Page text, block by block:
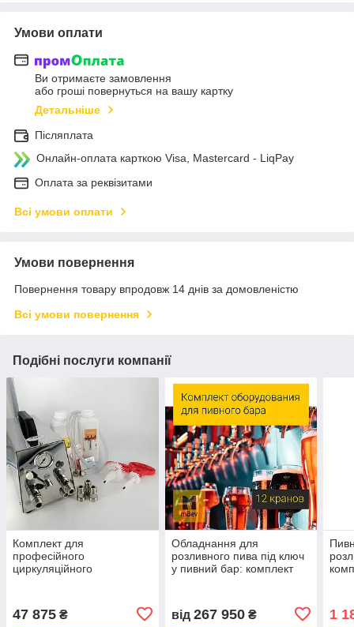
Умови оплати
Ви отримаєте замовлення
або гроші повернуться на вашу картку
Детальніше
Післяплата
Онлайн-оплата карткою Visa, Mastercard - LiqPay
Оплата за реквізитами
Всі умови оплати
Умови повернення
Повернення товару впродовж 14 днів за домовленістю
Всі умови повернення
Подібні послуги компанії
Комплект для
професійного
циркуляційного
47 875 ₴
Обладнання для
розливного пива під ключ
у пивний бар: комплект
від 267 950₴ 1